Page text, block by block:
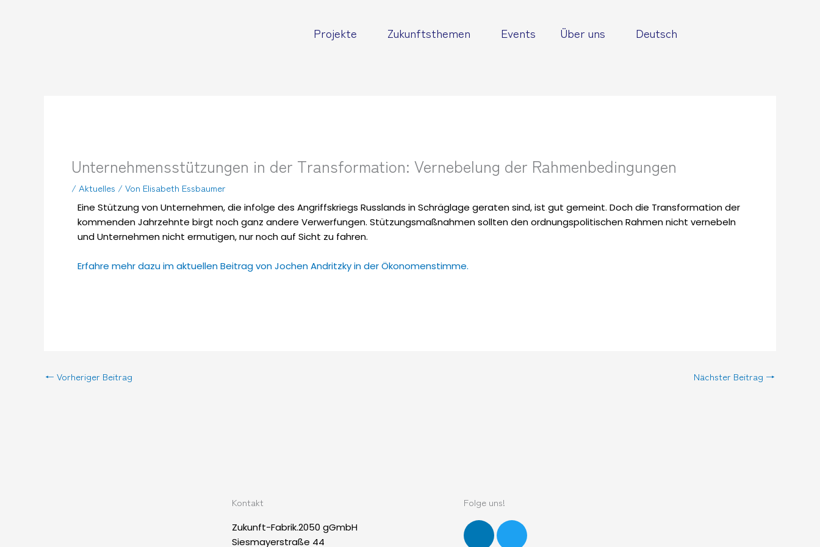
Projekte Zukunftsthemen Events Über uns Deutsch
Unternehmensstützungen in der Transformation: Vernebelung der Rahmenbedingungen
/Aktuelles / Von Elisabeth Essbaumer
Eine Stützung von Unternehmen, die infolge des Angriffskriegs Russlands in Schräglage geraten sind, ist gut gemeint. Doch die Transformation der
kommenden Jahrzehnte birgt noch ganz andere Verwerfungen. Stützungsmaßnahmen sollten den ordnungspolitischen Rahmen nicht vernebeln
und Unternehmen nicht ermutigen, nur noch auf Sicht zu fahren.
Erfahre mehr dazu im aktuellen Beitrag von Jochen Andritzky in der Ökonomenstimme.
← Vorheriger Beitrag Nächster Beitrag →
Kontakt
Zukunft-Fabrik.2050 gGmbH
Siesmayerstraße 44
Folge uns!
L T